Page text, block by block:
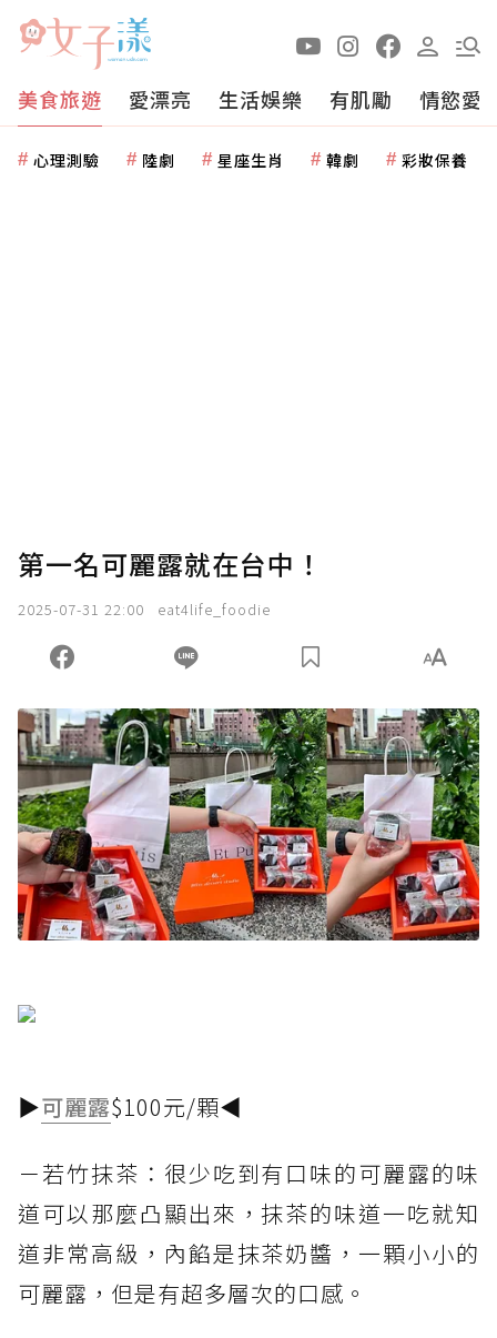
美食旅遊 愛漂亮 生活娛樂 有肌勵 情慾愛
心理測驗 陸劇 星座生肖 韓劇 彩妝保養
第一名可麗露就在台中！
2025-07-31 22:00 eat4life_foodie
▶可麗露$100元/顆◀
－若竹抹茶：很少吃到有口味的可麗露的味
道可以那麼凸顯出來，抹茶的味道一吃就知
道非常高級，內餡是抹茶奶醬，一顆小小的
可麗露，但是有超多層次的口感。